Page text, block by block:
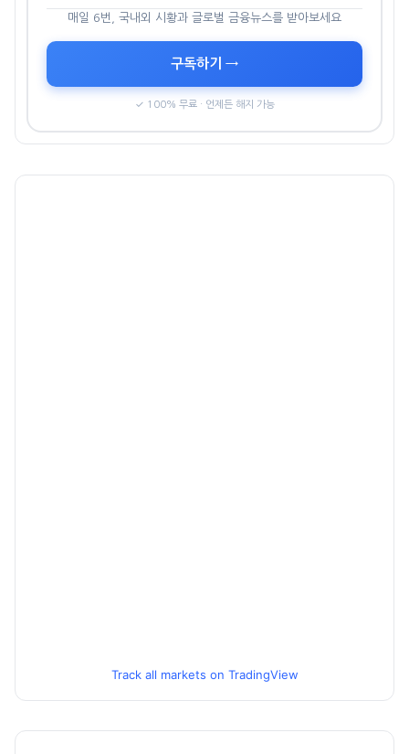
매일 6번, 국내외 시황과 글로벌 금융뉴스를 받아보세요
구독하기 →
✓ 100% 무료 · 언제든 해지 가능
Track all markets on TradingView